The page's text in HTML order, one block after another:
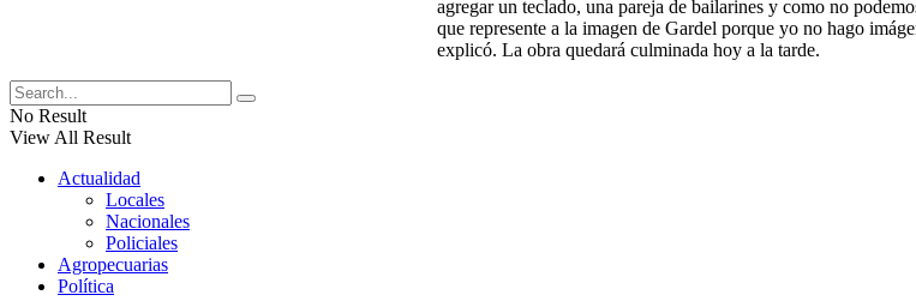
agregar un teclado, una pareja de bailarines y como no
que represente a la imagen de Gardel porque yo no hago
explicó. La obra quedará culminada hoy a la tarde.
No Result
View All Result
Actualidad
Locales
Nacionales
Policiales
Agropecuarias
Política